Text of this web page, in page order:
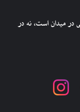
در میدان است، نه در